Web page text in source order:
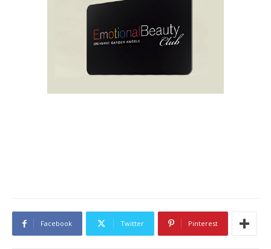
Facebook Twitter Pinterest